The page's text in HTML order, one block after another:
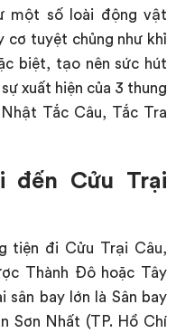
một số loài động vật
cơ tuyệt chủng như khỉ
biệt, tạo nên sức hút
xuất hiện của 3 thung
Tắc Câu, Tắc Tra
đến Cửu Trại
tiện đi Cửu Trại Câu,
Thành Đô hoặc Tây
sân bay lớn là Sân bay
Sơn Nhất (TP. Hồ Chí